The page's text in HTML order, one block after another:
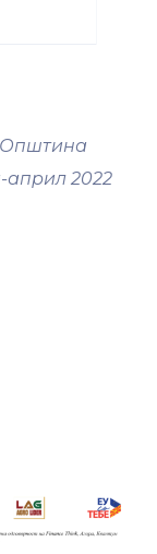
Општина
април 2022